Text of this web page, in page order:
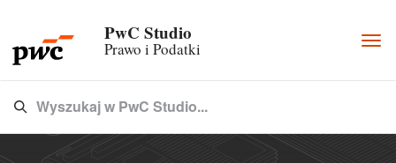
PwC Studio
Prawo i Podatki
Type 3 or more characters for results.
Wyszukaj w PwC Studio...